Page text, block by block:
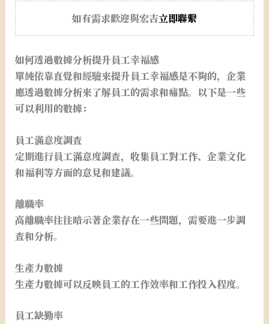
如有需求歡迎與宏吉立即聯繫
如何透過數據分析提升員工幸福感
單純依靠直覺和經驗來提升員工幸福感是不夠的，企業
應透過數據分析來了解員工的需求和痛點。以下是一些
可以利用的數據：
員工滿意度調查
定期進行員工滿意度調查，收集員工對工作、企業文化
和福利等方面的意見和建議。
離職率
高離職率往往暗示著企業存在一些問題，需要進一步調
查和分析。
生產力數據
生產力數據可以反映員工的工作效率和工作投入程度。
員工缺勤率